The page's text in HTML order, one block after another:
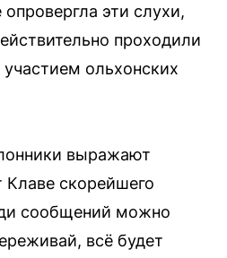
эти слухи,
проходили
ольхонских
выражают
скорейшего
сообщений можно
всё будет